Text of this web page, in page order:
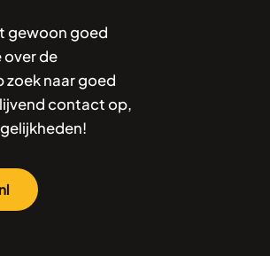
gewoon goed
over de
naar goed
contact op,